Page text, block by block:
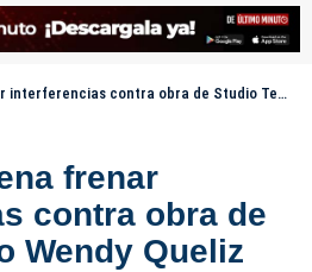
contra obra de Studio Teatro Wendy Queliz
frenar
contra obra de
Wendy Queliz